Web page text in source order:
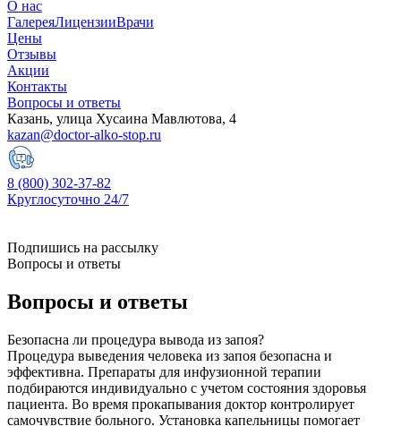
О нас
ГалереяЛицензииВрачи
Цены
Отзывы
Акции
Контакты
Вопросы и ответы
Казань, улица Хусаина Мавлютова, 4
kazan@doctor-alko-stop.ru
8 (800) 302-37-82
Круглосуточно 24/7
Подпишись на рассылку
Вопросы и ответы
Вопросы и ответы
Безопасна ли процедура вывода из запоя?
Процедура выведения человека из запоя безопасна и
эффективна. Препараты для инфузионной терапии
подбираются индивидуально с учетом состояния здоровья
пациента. Во время прокапывания доктор контролирует
самочувствие больного. Установка капельницы помогает